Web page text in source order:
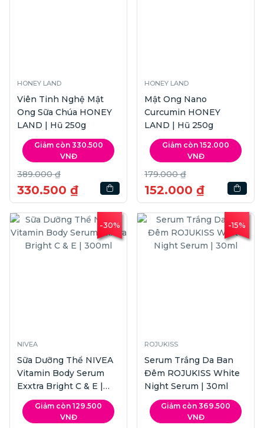
HONEY LAND
Viên Tinh Nghệ Mật
Ong Sữa Chúa HONEY
LAND | Hũ 250g
Giảm còn 330.500
VNĐ
389.000 ₫
330.500 ₫
HONEY LAND
Mật Ong Nano
Curcumin HONEY
LAND | Hũ 250g
Giảm còn 152.000
VNĐ
179.000 ₫
152.000 ₫
-30%
NIVEA
Sữa Dưỡng Thể NIVEA
Vitamin Body Serum
Exxtra Bright C & E |
300ml
Giảm còn 129.500
VNĐ
-15%
ROJUKISS
Serum Trắng Da Ban
Đêm ROJUKISS White
Night Serum | 30ml
Giảm còn 369.500
VNĐ